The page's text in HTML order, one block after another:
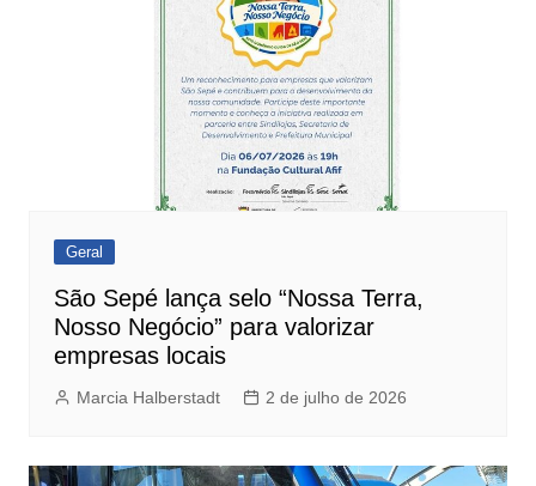
Geral
São Sepé lança selo “Nossa Terra,
Nosso Negócio” para valorizar
empresas locais
Marcia Halberstadt 2 de julho de 2026